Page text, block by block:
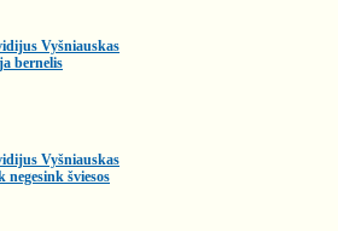
Vyšniauskas
bernelis
Vyšniauskas
negesink šviesos